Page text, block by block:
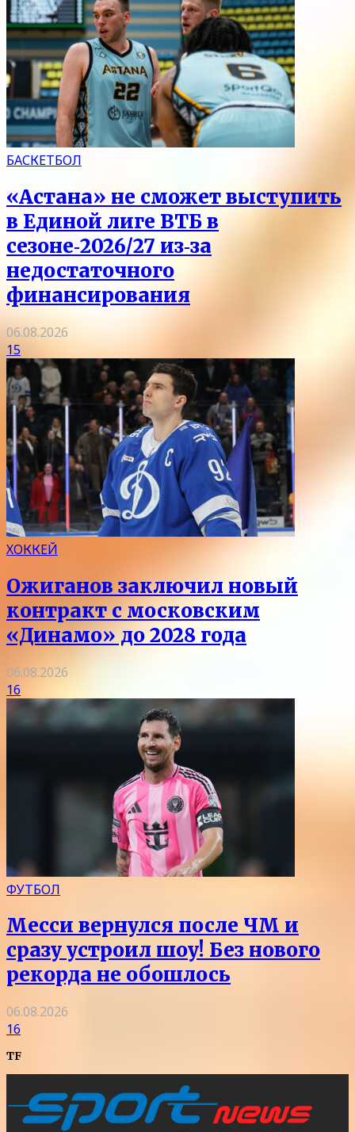
БАСКЕТБОЛ
«Астана» не сможет выступить
в Единой лиге ВТБ в
сезоне‑2026/27 из‑за
недостаточного
финансирования
06.08.2026
15
ХОККЕЙ
Ожиганов заключил новый
контракт с московским
«Динамо» до 2028 года
06.08.2026
16
ФУТБОЛ
Месси вернулся после ЧМ и
сразу устроил шоу! Без нового
рекорда не обошлось
06.08.2026
16
TF